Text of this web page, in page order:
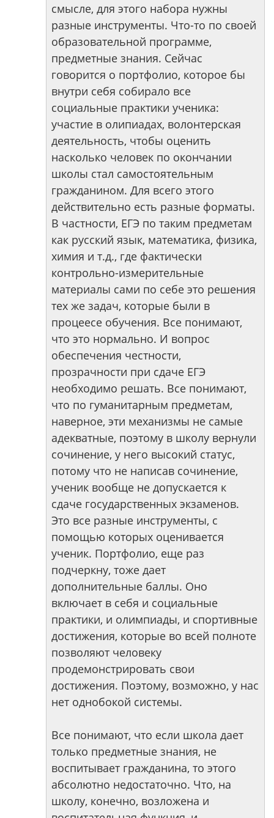
смысле, для этого набора нужны
разные инструменты. Что-то по своей
образовательной программе,
предметные знания. Сейчас
говорится о портфолио, которое бы
внутри себя собирало все
социальные практики ученика:
участие в олипиадах, волонтерская
деятельность, чтобы оценить
насколько человек по окончании
школы стал самостоятельным
гражданином. Для всего этого
действительно есть разные форматы.
В частности, ЕГЭ по таким предметам
как русский язык, математика, физика,
химия и т.д., где фактически
контрольно-измерительные
материалы сами по себе это решения
тех же задач, которые были в
процеесе обучения. Все понимают,
что это нормально. И вопрос
обеспечения честности,
прозрачности при сдаче ЕГЭ
необходимо решать. Все понимают,
что по гуманитарным предметам,
наверное, эти механизмы не самые
адекватные, поэтому в школу вернули
сочинение, у него высокий статус,
потому что не написав сочинение,
ученик вообще не допускается к
сдаче государственных экзаменов.
Это все разные инструменты, с
помощью которых оценивается
ученик. Портфолио, еще раз
подчеркну, тоже дает
дополнительные баллы. Оно
включает в себя и социальные
практики, и олимпиады, и спортивные
достижения, которые во всей полноте
позволяют человеку
продемонстрировать свои
достижения. Поэтому, возможно, у нас
нет однобокой системы.
Все понимают, что если школа дает
только предметные знания, не
воспитывает гражданина, то этого
абсолютно недостаточно. Что, на
школу, конечно, возложена и